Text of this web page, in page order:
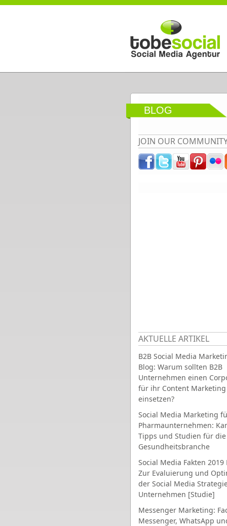
Direkt zum Inhalt
BLOG
JOIN OUR
AKTUELLE ARTIKEL
B2B Social Media
Blog: Warum sollten B2B
Unternehmen einen
für ihr Content Marketing
einsetzen?
Social Media Marketing
Pharmaunternehmen:
Tipps und Studien für die
Gesundheitsbranche
Social Media Fakten 2019
Zur Evaluierung und
der Social Media
Unternehmen [Studie]
Messenger Marketing:
Messenger, WhatsApp